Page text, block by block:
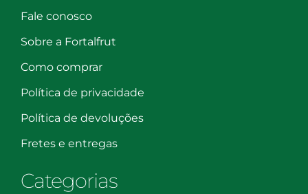
Fale conosco
Sobre a Fortalfrut
Como comprar
Política de privacidade
Política de devoluções
Fretes e entregas
Categorias